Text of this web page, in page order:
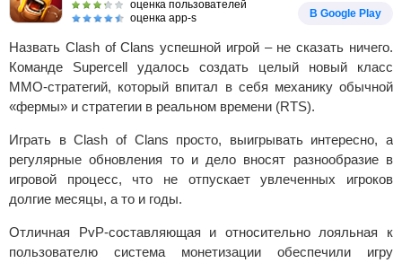
оценка пользователей
оценка app-s
В Google Play
Назвать Clash of Clans успешной игрой – не сказать ничего.
Команде Supercell удалось создать целый новый класс
MMO-стратегий, который впитал в себя механику обычной
«фермы» и стратегии в реальном времени (RTS).
Играть в Clash of Clans просто, выигрывать интересно, а
регулярные обновления то и дело вносят разнообразие в
игровой процесс, что не отпускает увлеченных игроков
долгие месяцы, а то и годы.
Отличная PvP-составляющая и относительно лояльная к
пользователю система монетизации обеспечили игру